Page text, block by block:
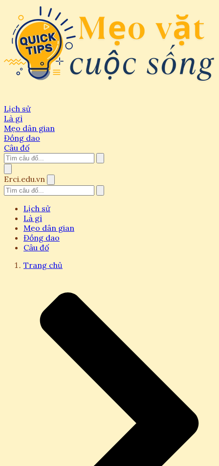
Lịch sử
Là gì
Mẹo dân gian
Đồng dao
Câu đố
Erci.edu.vn
Lịch sử
Là gì
Mẹo dân gian
Đồng dao
Câu đố
Trang chủ